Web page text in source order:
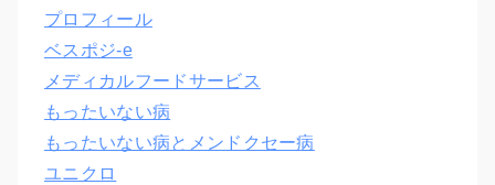
プロフィール
ベスポジ-e
メディカルフードサービス
もったいない病
もったいない病とメンドクセー病
ユニクロ